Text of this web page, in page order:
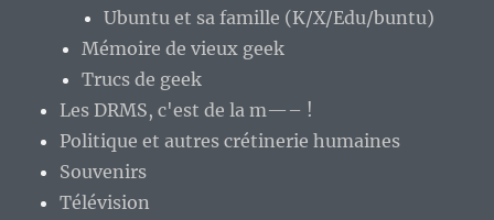
Ubuntu et sa famille (K/X/Edu/buntu)
Mémoire de vieux geek
Trucs de geek
Les DRMS, c'est de la m—– !
Politique et autres crétinerie humaines
Souvenirs
Télévision